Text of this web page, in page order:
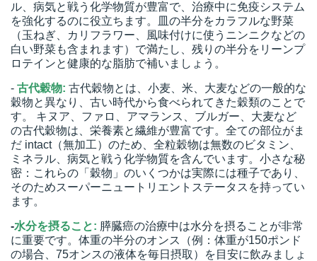
ル、病気と戦う化学物質が豊富で、治療中に免疫システム
を強化するのに役立ちます。皿の半分をカラフルな野菜
（玉ねぎ、カリフラワー、風味付けに使うニンニクなどの
白い野菜も含まれます）で満たし、残りの半分をリーンプ
ロテインと健康的な脂肪で補いましょう。
- 古代穀物: 古代穀物とは、小麦、米、大麦などの一般的な
穀物と異なり
、古い時代から食べられてきた穀類のことで
す。 キヌア、ファロ、アマランス、ブルガー、大麦など
の古代穀物は、栄養素と繊維が豊富です。全ての部位がま
だ intact（無加工）のため、全粒穀物は無数のビタミン、
ミネラル、病気と戦う化学物質を含んでいます。小さな秘
密：これらの「穀物」のいくつかは実際には種子であり、
そのためスーパーニュートリエントステータスを持ってい
ます。
-水分を摂ること: 膵臓癌の治療中は水分を摂ることが非常
に重要です。体重の半分のオンス（例：体重が150ポンド
の場合、75オンスの液体を毎日摂取）を目安に飲みましょ